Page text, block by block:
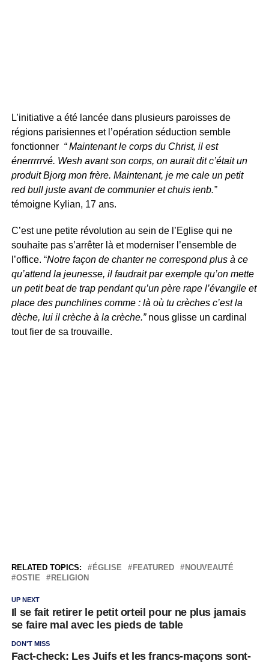
L’initiative a été lancée dans plusieurs paroisses de
régions parisiennes et l’opération séduction semble
fonctionner “ Maintenant le corps du Christ, il est
énerrrrrvé. Wesh avant son corps, on aurait dit c’était un
produit Bjorg mon frère. Maintenant, je me cale un petit
red bull juste avant de communier et chuis ienb.”
témoigne Kylian, 17 ans.
C’est une petite révolution au sein de l’Eglise qui ne
souhaite pas s’arrêter là et moderniser l’ensemble de
l’office. “Notre façon de chanter ne correspond plus à ce
qu’attend la jeunesse, il faudrait par exemple qu’on mette
un petit beat de trap pendant qu’un père rape l’évangile et
place des punchlines comme : là où tu crèches c’est la
dèche, lui il crèche à la crèche.” nous glisse un cardinal
tout fier de sa trouvaille.
RELATED TOPICS: ÉGLISE FEATURED
NOUVEAUTÉ
OSTIE
RELIGION
UP NEXT
Il se fait retirer le petit orteil pour ne plus jamais
se faire mal avec les pieds de table
DON'T MISS
Fact-check: Les Juifs et les francs-maçons sont-